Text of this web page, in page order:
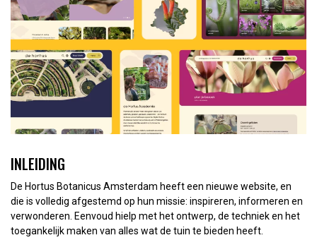
INLEIDING
De Hortus Botanicus Amsterdam heeft een nieuwe website, en
die is volledig afgestemd op hun missie: inspireren, informeren en
verwonderen. Eenvoud hielp met het ontwerp, de techniek en het
toegankelijk maken van alles wat de tuin te bieden heeft.